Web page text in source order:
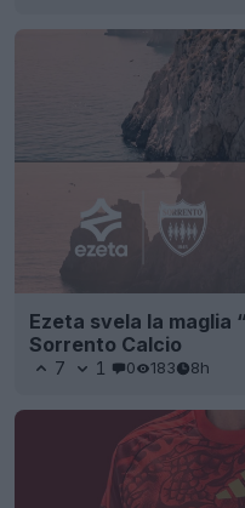
Ezeta svela la maglia
Sorrento Calcio
7 1 0 183 8h